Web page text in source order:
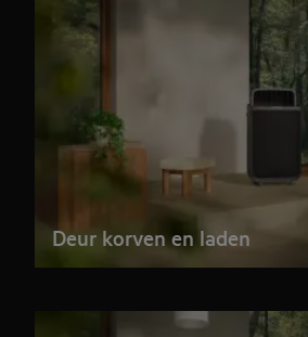
Deur korven en laden